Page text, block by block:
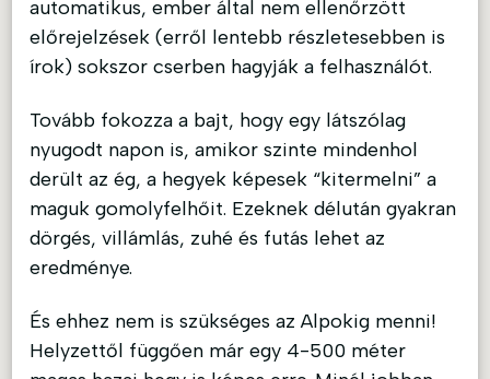
automatikus, ember által nem ellenőrzött
előrejelzések (erről lentebb részletesebben is
írok) sokszor cserben hagyják a felhasználót.
Tovább fokozza a bajt, hogy egy látszólag
nyugodt napon is, amikor szinte mindenhol
derült az ég, a hegyek képesek “kitermelni” a
maguk gomolyfelhőit. Ezeknek délután gyakran
dörgés, villámlás, zuhé és futás lehet az
eredménye.
És ehhez nem is szükséges az Alpokig menni!
Helyzettől függően már egy 4-500 méter